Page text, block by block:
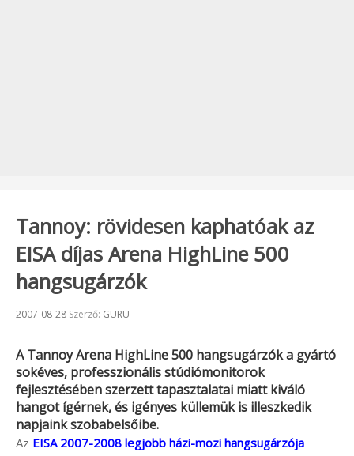
Tannoy: rövidesen kaphatóak az
EISA díjas Arena HighLine 500
hangsugárzók
Beküldve:
2007-08-28 Szerző: GURU
ATannoy Arena HighLine 500 hangsugárzók a gyártó
sokéves, professzionális stúdiómonitorok
fejlesztésében szerzett tapasztalatai miatt kiváló
hangot ígérnek, és igényes küllemük is illeszkedik
napjaink szobabelsőibe.
Az EISA 2007-2008 legjobb házi-mozi hangsugárzója